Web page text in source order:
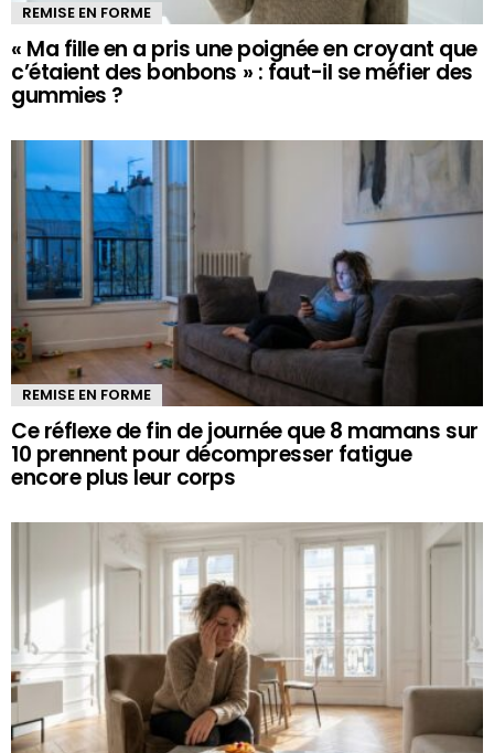
REMISE EN FORME
« Ma fille en a pris une poignée en croyant que
c’étaient des bonbons » : faut-il se méfier des
gummies ?
REMISE EN FORME
Ce réflexe de fin de journée que 8 mamans sur
10 prennent pour décompresser fatigue
encore plus leur corps